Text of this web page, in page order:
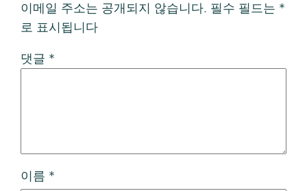
이메일 주소는 공개되지 않습니다. 필수 필드는 *
로 표시됩니다
댓글 *
이름 *